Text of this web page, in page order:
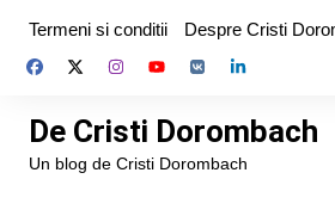
content
Termeni si conditii Despre Cristi
De Cristi Dorombach
Un blog de Cristi Dorombach